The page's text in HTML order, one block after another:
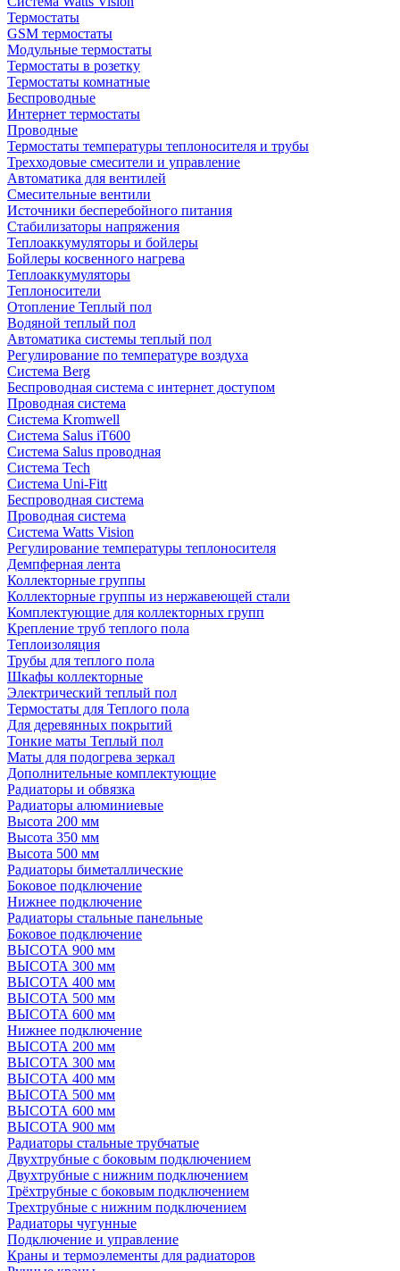
Термостаты
GSM термостаты
Модульные термостаты
Термостаты в розетку
Термостаты комнатные
Беспроводные
Интернет термостаты
Проводные
Термостаты температуры теплоносителя и трубы
Трехходовые смесители и управление
Автоматика для вентилей
Смесительные вентили
Источники бесперебойного питания
Стабилизаторы напряжения
Теплоаккумуляторы и бойлеры
Бойлеры косвенного нагрева
Теплоаккумуляторы
Теплоносители
Отопление Теплый пол
Водяной теплый пол
Автоматика системы теплый пол
Регулирование по температуре воздуха
Система Berg
Беспроводная система с интернет доступом
Проводная система
Система Kromwell
Система Salus iT600
Система Salus проводная
Система Tech
Система Uni-Fitt
Беспроводная система
Проводная система
Система Watts Vision
Регулирование температуры теплоносителя
Демпферная лента
Коллекторные группы
Коллекторные группы из нержавеющей стали
Комплектующие для коллекторных групп
Крепление труб теплого пола
Теплоизоляция
Трубы для теплого пола
Шкафы коллекторные
Электрический теплый пол
Термостаты для Теплого пола
Для деревянных покрытий
Тонкие маты Теплый пол
Маты для подогрева зеркал
Дополнительные комплектующие
Радиаторы и обвязка
Радиаторы алюминиевые
Высота 200 мм
Высота 350 мм
Высота 500 мм
Радиаторы биметаллические
Боковое подключение
Нижнее подключение
Радиаторы стальные панельные
Боковое подключение
ВЫСОТА 900 мм
ВЫСОТА 300 мм
ВЫСОТА 400 мм
ВЫСОТА 500 мм
ВЫСОТА 600 мм
Нижнее подключение
ВЫСОТА 200 мм
ВЫСОТА 300 мм
ВЫСОТА 400 мм
ВЫСОТА 500 мм
ВЫСОТА 600 мм
ВЫСОТА 900 мм
Радиаторы стальные трубчатые
Двухтрубные с боковым подключением
Двухтрубные с нижним подключением
Трёхтрубные с боковым подключением
Трехтрубные с нижним подключением
Радиаторы чугунные
Подключение и управление
Краны и термоэлементы для радиаторов